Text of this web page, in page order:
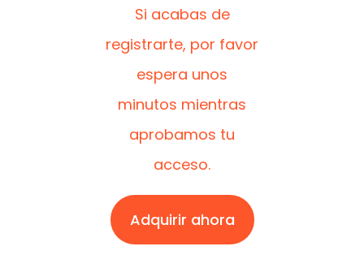
Si acabas de
registrarte, por favor
espera unos
minutos mientras
aprobamos tu
acceso.
Adquirir ahora